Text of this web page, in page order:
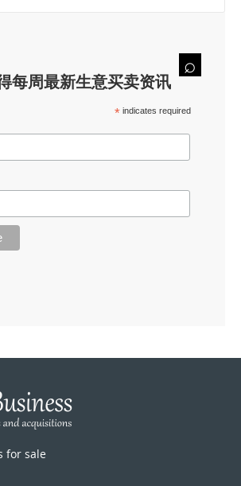
每周最新生意买卖资讯
*indicates required
for sale